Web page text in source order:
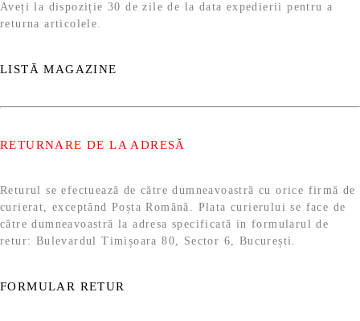
Aveți la dispoziție 30 de zile de la data expedierii pentru a
returna articolele.
LISTĂ MAGAZINE
RETURNARE DE LA ADRESĂ
Returul se efectuează de către dumneavoastră cu orice firmă de
curierat, exceptând Poșta Română. Plata curierului se face de
către dumneavoastră la adresa specificată in formularul de
retur: Bulevardul Timișoara 80, Sector 6, București.
FORMULAR RETUR